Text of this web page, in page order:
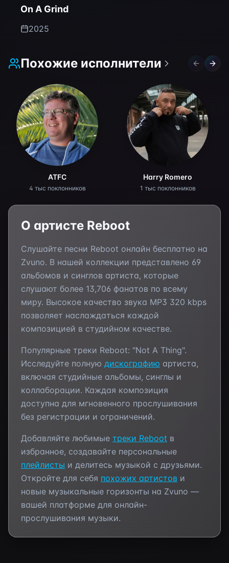
On A Grind
2025
Похожие исполнители Previous
ATFC
4 тыс поклонников
Harry Romero
1 тыс поклонников
О артисте Reboot
Слушайте песни Reboot онлайн бесплатно на
Zvuno. В нашей коллекции представлено 69
альбомов и синглов артиста, которые
слушают более 13,706 фанатов по всему
миру. Высокое качество звука MP3 320 kbps
позволяет наслаждаться каждой
композицией в студийном качестве.
Популярные треки Reboot: "Not A Thing".
Исследуйте полную дискографию артиста,
включая студийные альбомы, синглы и
коллаборации. Каждая композиция
доступна для мгновенного прослушивания
без регистрации и ограничений.
Добавляйте любимые треки Reboot в
избранное, создавайте персональные
плейлисты и делитесь музыкой с друзьями.
Откройте для себя похожих артистов и
новые музыкальные горизонты на Zvuno —
вашей платформе для онлайн-
прослушивания музыки.